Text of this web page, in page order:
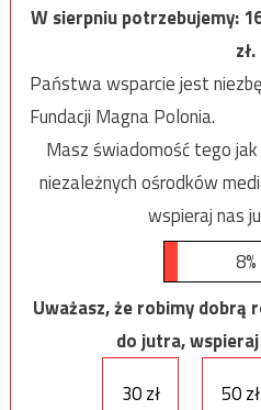
W sierpniu potrzebujemy:
zł.
Państwa wsparcie jest
Fundacji Magna Polonia.
Masz świadomość tego
niezależnych ośrodków
wspieraj nas
8%
Uważasz, że robimy dobrą
do jutra,
30 zł
50 zł